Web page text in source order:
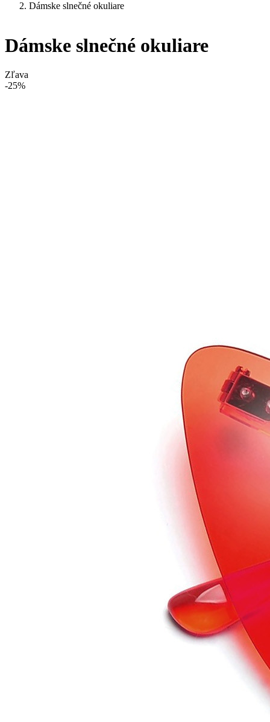
Dámske slnečné okuliare
Dámske slnečné okuliare
Zľava
-25%